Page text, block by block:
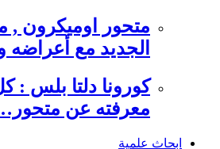
متحور اوميكرون ,
الجديد مع
كورونا دلتا بلس :
معرفته عن
ابحاث علمية